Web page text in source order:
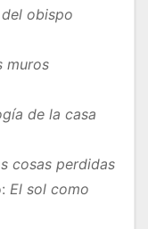
obispo
muros
de la casa
cosas perdidas
El sol como